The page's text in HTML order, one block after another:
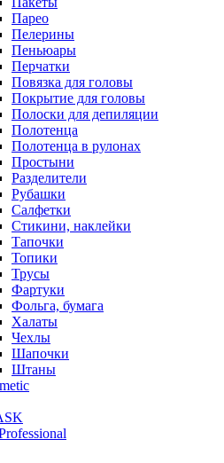
Парео
Пелерины
Пеньюары
Перчатки
Повязка для головы
Покрытие для головы
Полоски для депиляции
Полотенца
Полотенца в рулонах
Простыни
Разделители
Рубашки
Салфетки
Стикини, наклейки
Тапочки
Топики
Трусы
Фартуки
Фольга, бумага
Халаты
Чехлы
Шапочки
Штаны